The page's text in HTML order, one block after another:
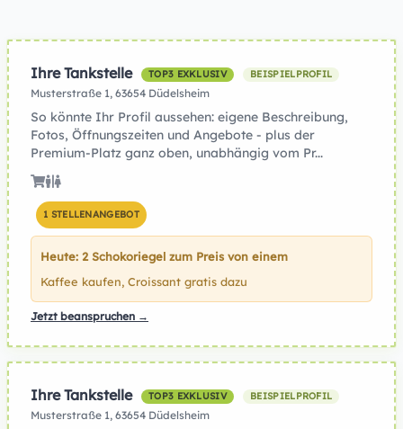
Ihre Tankstelle TOP3 EXKLUSIV BEISPIELPROFIL
Musterstraße 1, 63654 Düdelsheim
So könnte Ihr Profil aussehen: eigene Beschreibung,
Fotos, Öffnungszeiten und Angebote - plus der
Premium-Platz ganz oben, unabhängig vom Pr...
1 STELLENANGEBOT
Heute: 2 Schokoriegel zum Preis von einem
Kaffee kaufen, Croissant gratis dazu
Jetzt beanspruchen →
Ihre Tankstelle TOP3 EXKLUSIV BEISPIELPROFIL
Musterstraße 1, 63654 Düdelsheim